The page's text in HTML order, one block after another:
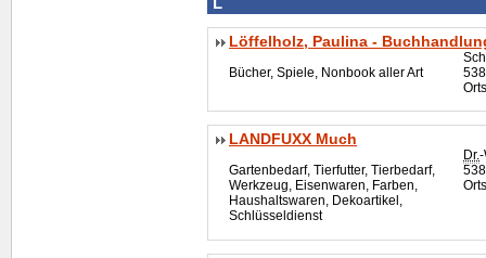
Löffelholz, Paulina -
Bücher, Spiele, Nonbook aller Art
LANDFUXX Much
Gartenbedarf, Tierfutter, Tierbedarf,
Werkzeug, Eisenwaren, Farben,
Haushaltswaren, Dekoartikel,
Schlüsseldienst
Dr.-